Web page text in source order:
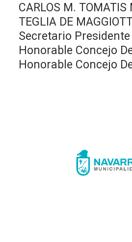
CARLOS M. TOMATIS
TEGLIA DE
Secretario Presidente
Honorable Concejo
Honorable Concejo